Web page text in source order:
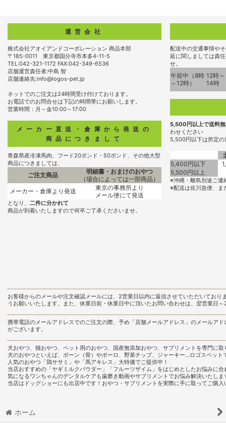
運営会社
株式会社アオイアンドコーポレーション 商品本部
〒185-0011 東京都国分寺市本多4-11-5
TEL:042-321-1172 FAX:042-349-6536
店舗運営責任者:中島 智
店舗連絡先:info@logos-pet.jp
ネットでのご注文は24時間受け付けております。
お電話でのお問合せは下記の時間帯にお願いします。
営業時間：月～金10:00～17:00
メーカー直送・倉庫から発送の
商品につきまして
青森県産冷凍馬肉、フード20ポンド・50ポンド、その他大型
商品につきましては、
ご注文商品
明細書・おまけのおやつ
（場合によっては一部商品）
メーカー・倉庫より発送
東京の事務所より
メール便にて発送
となり、 二件に分かれて
商品が到着いたしますので何卒ご了承くださいませ。
配送中の交通事情や
延に関しましては責
せ。
午前中（8時
～12時）
12時～
14時
5,500円以上で送料
わせください
5,500円以下は所定
5,400円以下
5,500円以上
※沖縄・離島別途ご連
※配送は佐川急便、ま
お客様からのメールや注文確認メールには、2営業日以内に返信させていただいてお
うお願いいたします。また、休業日前・休業日中に頂いたお問い合わせは、翌営業日
携帯電話のメールアドレスでのご注文の際、予め「店舗メールアドレス」のメールア
がございます。
犬おやつ、猫おやつ、ペット用のおやつ、国産無添加おやつ、サプリメントを専門に
犬のおやつといえば、ボーン（骨）やボーロ、野菜チップ、ジャーキー…ロゴスペッ
人気のおやつ「鶏ササミ」や「馬アキレス」大特価でご提供中！
当店おすすめの「ヤギミルクパウダー」「フルーツザイム」をはじめとしたお悩みに
気になるワンちゃんのデンタルケアも歯磨き動画やサプリメントでお悩み解決いたしま
当店はドッグショーにも出店中です！おやつ・サプリメントを実際に手に取ってご購
ホーム